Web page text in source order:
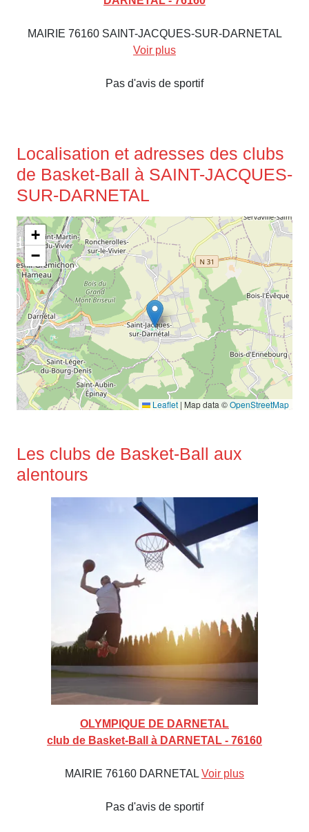
MAIRIE 76160 SAINT-JACQUES-SUR-DARNETAL
Voir plus
Pas d'avis de sportif
Localisation et adresses des clubs
de Basket-Ball à SAINT-JACQUES-
SUR-DARNETAL
+
−
Leaflet | Map data ©OpenStreetMap
Les clubs de Basket-Ball aux
alentours
OLYMPIQUE DE DARNETAL
club de Basket-Ball à DARNETAL - 76160
MAIRIE 76160 DARNETAL Voir plus
Pas d'avis de sportif